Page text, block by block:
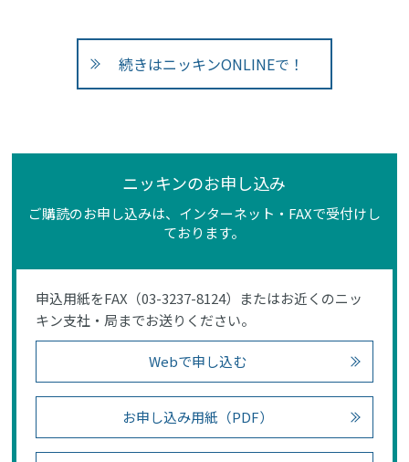
続きはニッキンONLINEで！
ニッキンのお申し込み
ご購読のお申し込みは、インターネット・FAXで受付けし
ております。
申込用紙をFAX（03-3237-8124）またはお近くのニッ
キン支社・局までお送りください。
Webで申し込む
お申し込み用紙（PDF）